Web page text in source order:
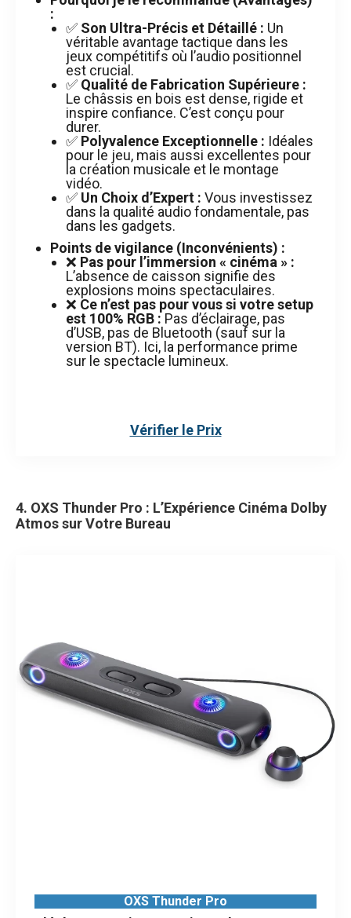
:
✅ Son Ultra-Précis et Détaillé : Un
véritable avantage tactique dans les
jeux compétitifs où l’audio positionnel
est crucial.
✅ Qualité de Fabrication Supérieure :
Le châssis en bois est dense, rigide et
inspire confiance. C’est conçu pour
durer.
✅ Polyvalence Exceptionnelle : Idéales
pour le jeu, mais aussi excellentes pour
la création musicale et le montage
vidéo.
✅ Un Choix d’Expert : Vous investissez
dans la qualité audio fondamentale, pas
dans les gadgets.
Points de vigilance (Inconvénients) :
❌ Pas pour l’immersion « cinéma » :
L’absence de caisson signifie des
explosions moins spectaculaires.
❌ Ce n’est pas pour vous si votre setup
est 100% RGB : Pas d’éclairage, pas
d’USB, pas de Bluetooth (sauf sur la
version BT). Ici, la performance prime
sur le spectacle lumineux.
Vérifier le Prix
4. OXS Thunder Pro : L’Expérience Cinéma Dolby
Atmos sur Votre Bureau
OXS Thunder Pro